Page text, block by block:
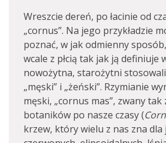
Wreszcie dereń, po łacinie od
„cornus”. Na jego przykładzie
poznać, w jak odmienny
wcale z płcią tak jak ją definiuje
nowożytna, starożytni
„męski” i „żeński”. Rzymianie
męski, „cornus mas”, zwany
botaników po nasze czasy (
krzew, który wielu z nas zna dla